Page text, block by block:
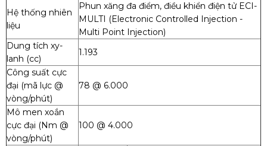
Hệ thống nhiên
liệu
Phun xăng đa điểm, điều khiển điện tử ECI-
MULTI (Electronic Controlled Injection -
Multi Point Injection)
Dung tích xy-
lanh (cc)
1.193
Công suất cực
đại (mã lực @
vòng/phút)
78 @ 6.000
Mô men xoắn
cực đại (Nm @
vòng/phút)
100 @ 4.000